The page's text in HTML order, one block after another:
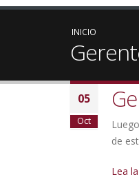
INICIO
05
Oct
de
Lea